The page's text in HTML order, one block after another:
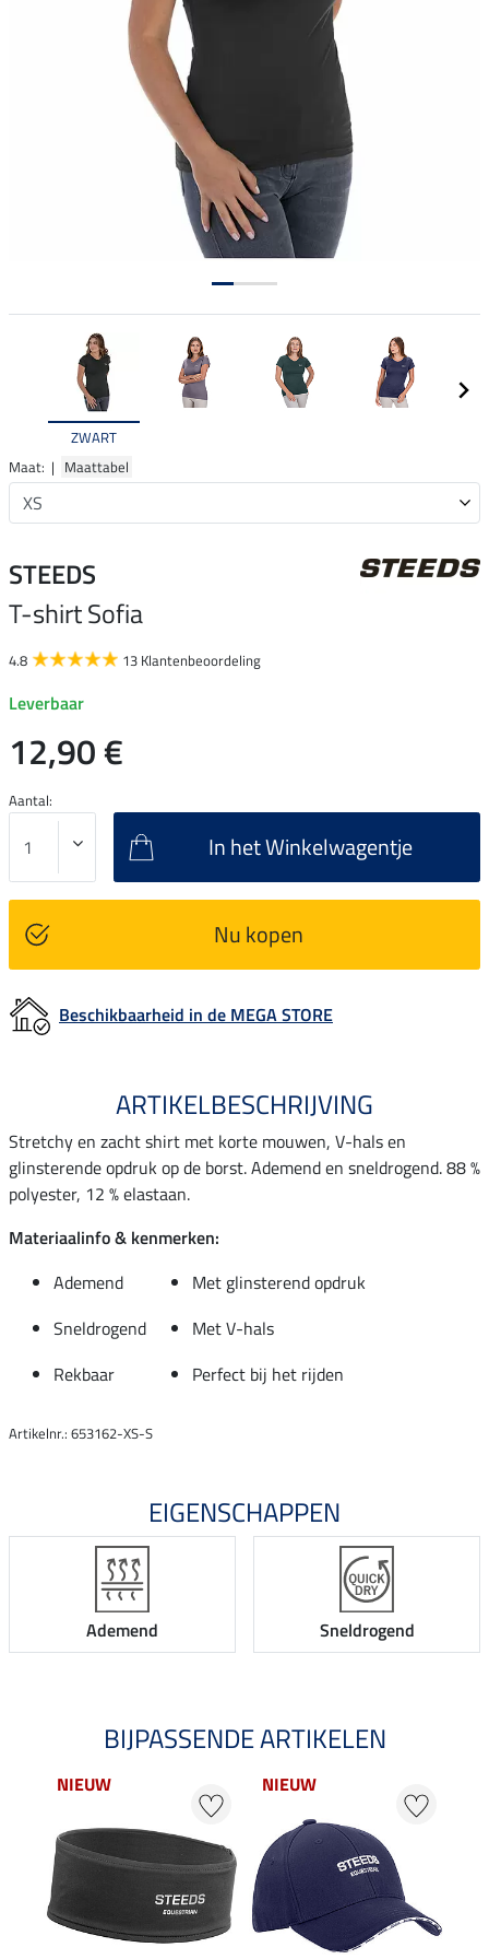
ZWART
Maat: | Maattabel
STEEDS
T-shirt Sofia
4.8 13 Klantenbeoordeling
Leverbaar
12,90 €
Aantal:
In het Winkelwagentje
Nu kopen
Beschikbaarheid in de MEGA STORE
ARTIKELBESCHRIJVING
Stretchy en zacht shirt met korte mouwen, V-hals en
glinsterende opdruk op de borst. Ademend en sneldrogend. 88 %
polyester, 12 % elastaan.
Materiaalinfo & kenmerken:
Ademend
Met glinsterend opdruk
Sneldrogend
Met V-hals
Rekbaar
Perfect bij het rijden
Artikelnr.: 653162-XS-S
EIGENSCHAPPEN
Ademend Sneldrogend
BIJPASSENDE ARTIKELEN
NIEUW NIEUW